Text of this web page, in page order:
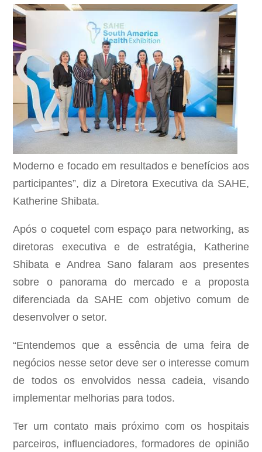
Moderno e focado em resultados e benefícios aos
participantes”, diz a Diretora Executiva da SAHE,
Katherine Shibata.
Após o coquetel com espaço para networking, as
diretoras executiva e de estratégia, Katherine
Shibata e Andrea Sano falaram aos presentes
sobre o panorama do mercado e a proposta
diferenciada da SAHE com objetivo comum de
desenvolver o setor.
“Entendemos que a essência de uma feira de
negócios nesse setor deve ser o interesse comum
de todos os envolvidos nessa cadeia, visando
implementar melhorias para todos.
Ter um contato mais próximo com os hospitais
parceiros, influenciadores, formadores de opinião